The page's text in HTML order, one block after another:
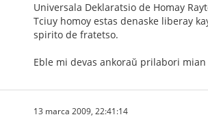
Universala Deklaratsio de Homay
Tciuy homoy estas denaske liberay
spirito de fratetso.
Eble mi devas ankoraŭ prilabori
13 marca 2009, 22:41:14